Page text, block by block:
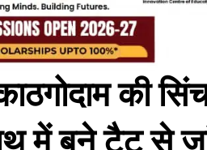
काठगोदाम की
में बने टैटू से